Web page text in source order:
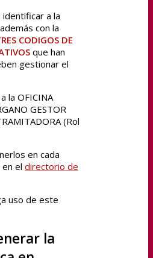
a la
con la
CODIGOS DE
que han
gestionar el
la OFICINA
GESTOR
(Rol
en cada
el directorio de
uso de este
la